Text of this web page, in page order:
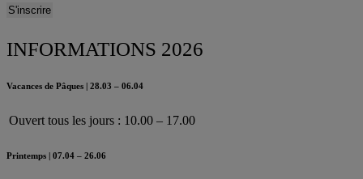
INFORMATIONS 2026
Vacances de Pâques | 28.03 – 06.04
Ouvert tous les jours : 10.00 – 17.00
Printemps | 07.04 – 26.06